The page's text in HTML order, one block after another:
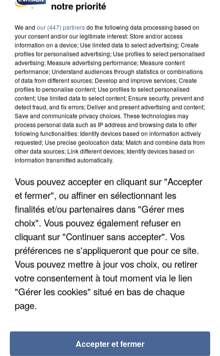
APRÈS TOUTES CES CANICULES, LES REFUGES
L’UN DES FONDATEURS SUPPOSÉS DE LA DZ
MAFIA INTERPELLÉ EN ALGÉRIE
notre priorité
We and our (447) partnersdo the following data processing based on
your consent and/or our legitimate interest: Store and/or access
information on a device; Use limited data to select advertising; Create
profiles for personalised advertising; Use profiles to select personalised
advertising; Measure advertising performance; Measure content
performance; Understand audiences through statistics or combinations
of data from different sources; Develop and improve services; Create
profiles to personalise content; Use profiles to select personalised
content; Use limited data to select content; Ensure security, prevent and
detect fraud, and fix errors; Deliver and present advertising and content;
Save and communicate privacy choices. These technologies may
process personal data such as IP address and browsing data to offer
following functionalities: Identify devices based on information actively
requested; Use precise geolocation data; Match and combine data from
other data sources; Link different devices; Identify devices based on
information transmitted automatically.
Vous pouvez accepter en cliquant sur "Accepter
et fermer", ou affiner en sélectionnant les
finalités et/ou partenaires dans "Gérer mes
choix". Vous pouvez également refuser en
cliquant sur "Continuer sans accepter". Vos
préférences ne s'appliqueront que pour ce site.
Vous pouvez mettre à jour vos choix, ou retirer
votre consentement à tout moment via le lien
"Gérer les cookies" situé en bas de chaque
page.
Accepter et fermer